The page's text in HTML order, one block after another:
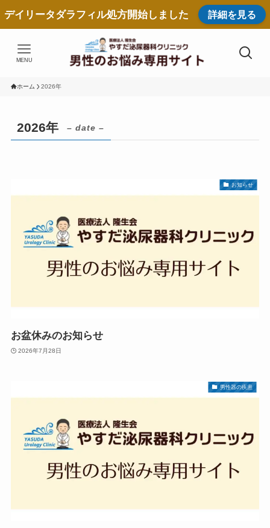
デイリータダラフィル処方開始しました 詳細を見る
MENU
ホーム 2026年
2026年 – date –
お知らせ
お盆休みのお知らせ
2026年7月28日
男性器の疾患